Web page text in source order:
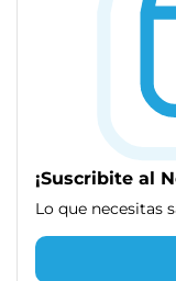
¡Suscribite al
Lo que necesitas